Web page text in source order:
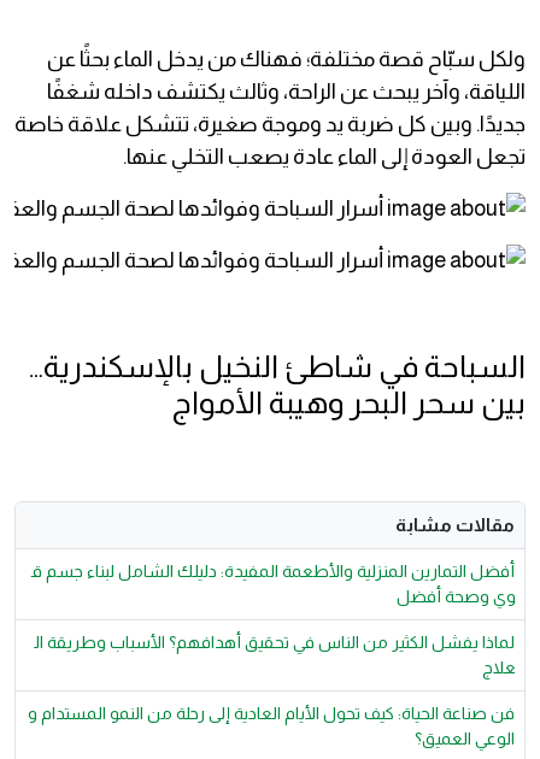
ولكل سبّاح قصة مختلفة؛ فهناك من يدخل الماء بحثًا عن
اللياقة، وآخر يبحث عن الراحة، وثالث يكتشف داخله شغفًا
جديدًا. وبين كل ضربة يد وموجة صغيرة، تتشكل علاقة خاصة
تجعل العودة إلى الماء عادة يصعب التخلي عنها.
السباحة في شاطئ النخيل بالإسكندرية…
بين سحر البحر وهيبة الأمواج
مقالات مشابة
أفضل التمارين المنزلية والأطعمة المفيدة: دليلك الشامل لبناء جسم ق
وي وصحة أفضل
لماذا يفشل الكثير من الناس في تحقيق أهدافهم؟ الأسباب وطريقة ال
علاج
فن صناعة الحياة: كيف تحول الأيام العادية إلى رحلة من النمو المستدام و
الوعي العميق؟